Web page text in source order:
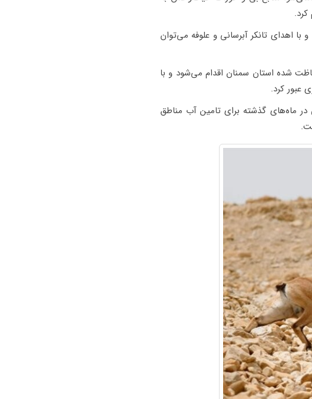
اهدای تانکر آبرسانی و علوفه می‌توان
شده استان سمنان اقدام می‌شود و با
عبور کرد.
ماه‌های گذشته برای تامین آب مناطق